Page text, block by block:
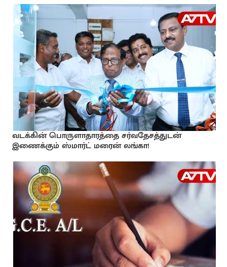
வடக்கின் பொருளாதாரத்தை சர்வதேசத்துடன்
இணைக்கும் ஸ்மார்ட் மரைன் லங்கா!